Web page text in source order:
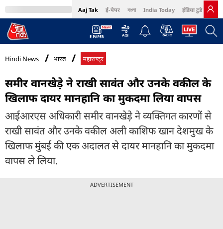
Aaj Tak ई-पेपर বাংলা India Today इंडिया टुडे हिंदी
MumbaiTak Cosmopolitan Harper's Bazaar Northeast
Hindi News भारत महाराष्ट्र
समीर वानखेड़े ने राखी सावंत और उनके वकील के
खिलाफ दायर मानहानि का मुकदमा लिया वापस
आईआरएस अधिकारी समीर वानखेड़े ने व्यक्तिगत कारणों से
राखी सावंत और उनके वकील अली काशिफ खान देशमुख के
खिलाफ मुंबई की एक अदालत से दायर मानहानि का मुकदमा
वापस ले लिया.
ADVERTISEMENT